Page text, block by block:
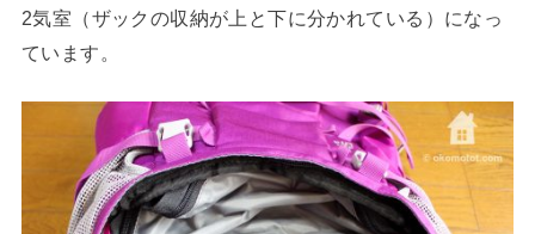
2気室（ザックの収納が上と下に分かれている）になっ
ています。